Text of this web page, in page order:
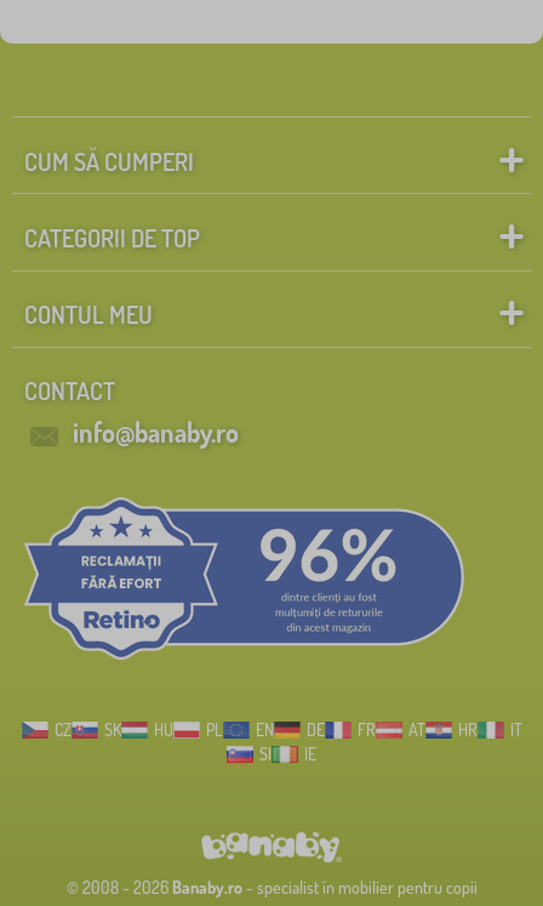
CUM SĂ CUMPERI
CATEGORII DE TOP
CONTUL MEU
CONTACT
info@banaby.ro
CZ SK HU PL EN DE FR AT HR
IT
SI
IE
© 2008 - 2026 Banaby.ro- specialist în mobilier pentru copii